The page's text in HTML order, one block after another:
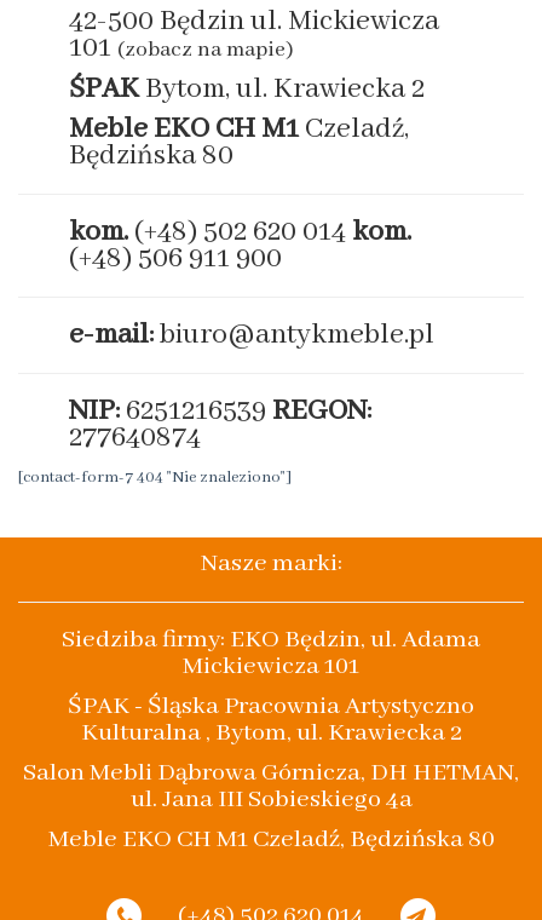
42-500 Będzin ul. Mickiewicza
101 (zobacz na mapie)
ŚPAKBytom, ul. Krawiecka 2
Meble EKO CH M1Czeladź,
Będzińska 80
kom. (+48) 502 620 014 kom.
(+48) 506 911 900
e-mail:biuro@antykmeble.pl
NIP: 6251216539 REGON:
277640874
[contact-form-7 404 "Nie znaleziono"]
Nasze marki:
Siedziba firmy: EKO Będzin, ul. Adama
Mickiewicza 101
ŚPAK - Śląska Pracownia Artystyczno
Kulturalna , Bytom, ul. Krawiecka 2
Salon Mebli Dąbrowa Górnicza, DH HETMAN,
ul. Jana III Sobieskiego 4a
Meble EKO CH M1 Czeladź, Będzińska 80